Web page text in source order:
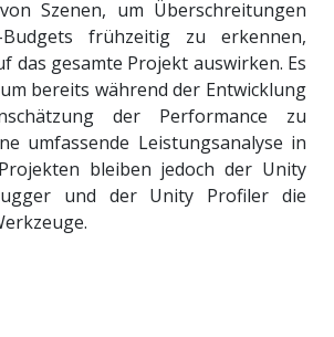
Szenen, um Überschreitungen
Budgets frühzeitig zu erkennen,
das gesamte Projekt auswirken. Es
bereits während der Entwicklung
der Performance zu
umfassende Leistungsanalyse in
bleiben jedoch der Unity
und der Unity Profiler die